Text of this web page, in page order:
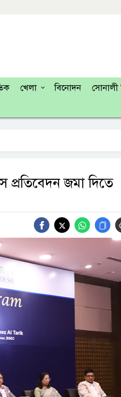
খেলা বিনোদন সোনালী
প্রতিবেদন জমা দিতে